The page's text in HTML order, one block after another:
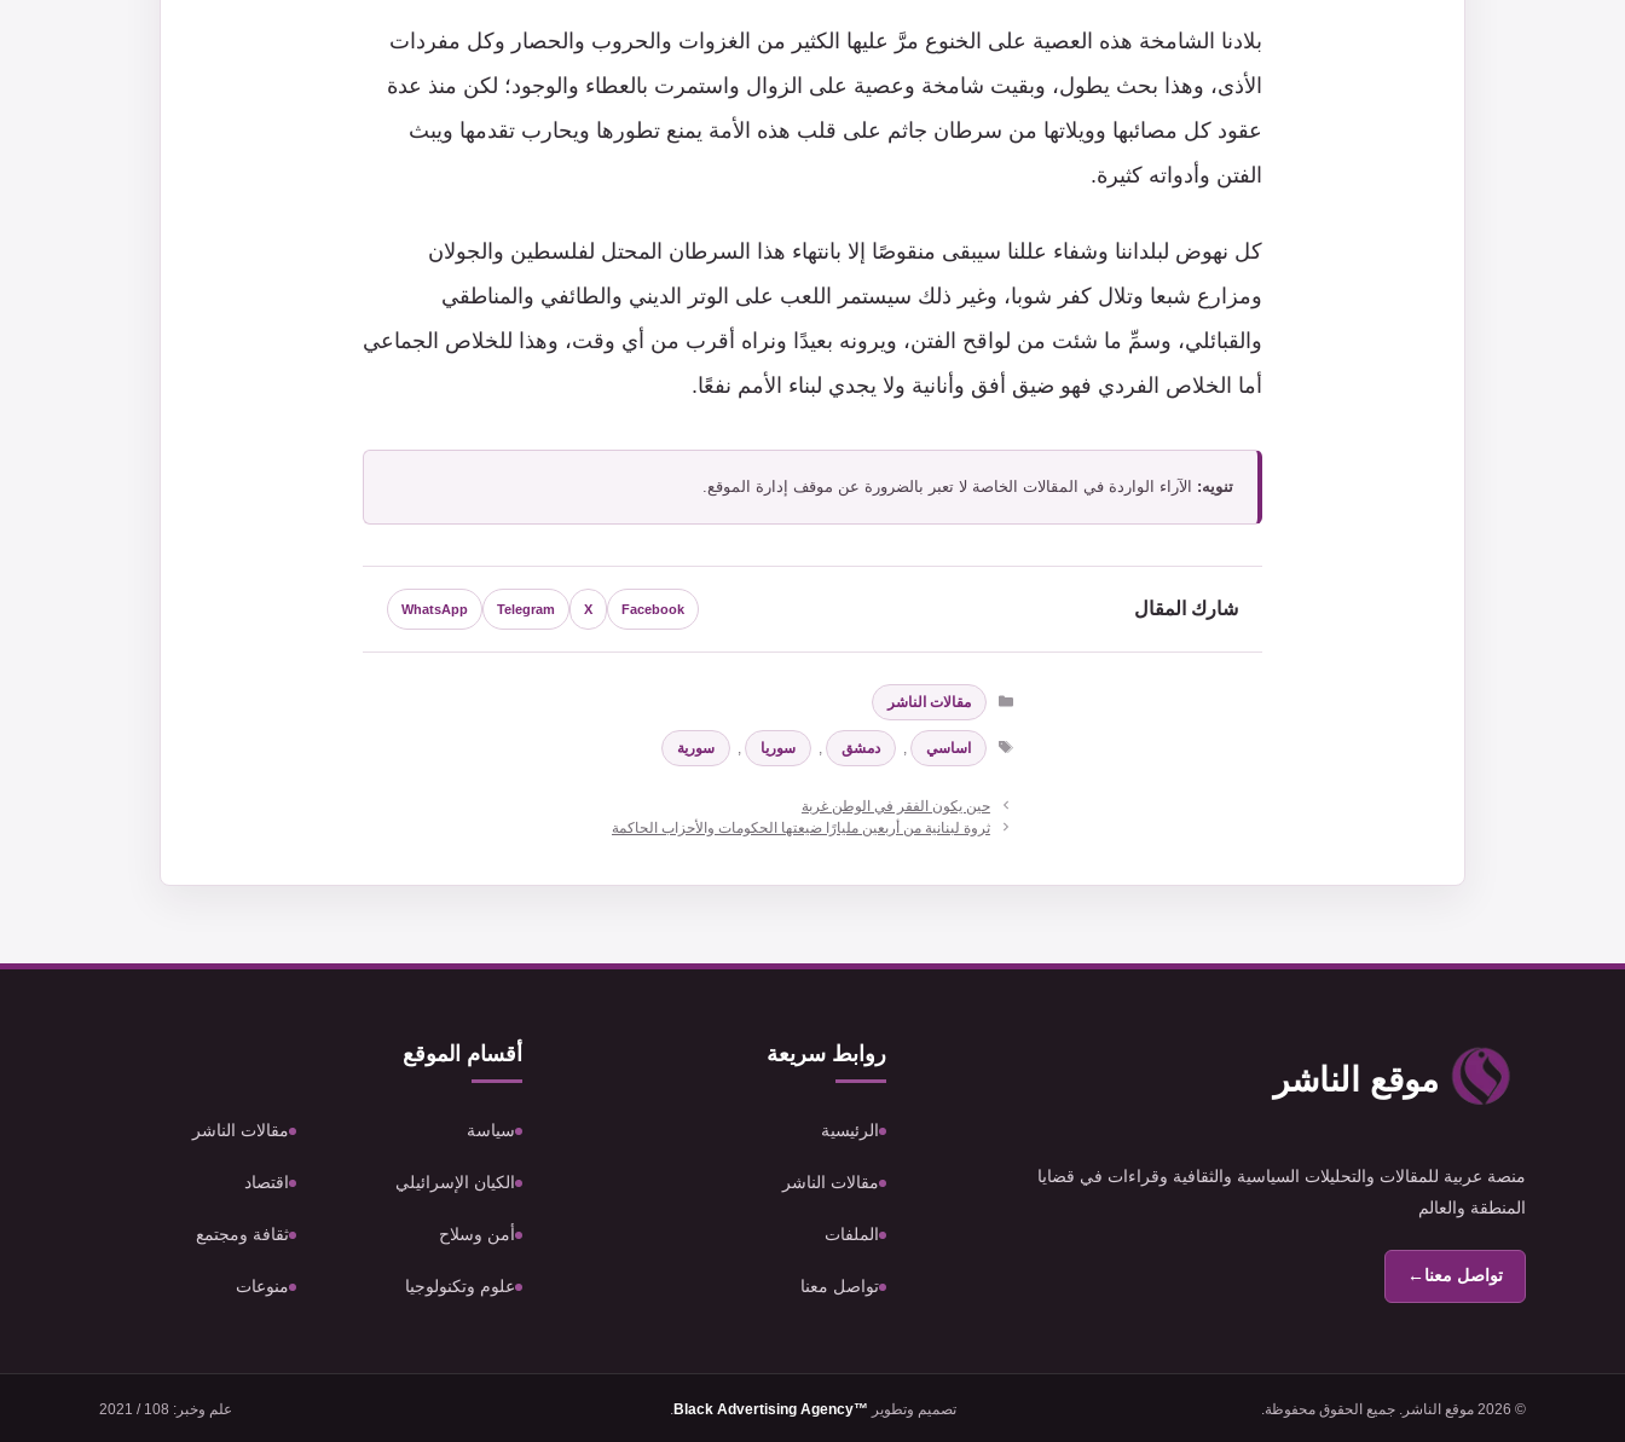
بلادنا الشامخة هذه العصية على الخنوع مرَّ عليها الكثير من الغزوات والحروب والحصار وكل مفردات
الأذى، وهذا بحث يطول، وبقيت شامخة وعصية على الزوال واستمرت بالعطاء والوجود؛ لكن منذ عدة
عقود كل مصائبها وويلاتها من سرطان جاثم على قلب هذه الأمة يمنع تطورها ويحارب تقدمها ويبث
الفتن وأدواته كثيرة.
كل نهوض لبلداننا وشفاء عللنا سيبقى منقوصًا إلا بانتهاء هذا السرطان المحتل لفلسطين والجولان
ومزارع شبعا وتلال كفر شوبا، وغير ذلك سيستمر اللعب على الوتر الديني والطائفي والمناطقي
والقبائلي، وسمِّ ما شئت من لواقح الفتن، ويرونه بعيدًا ونراه أقرب من أي وقت، وهذا للخلاص الجماعي
أما الخلاص الفردي فهو ضيق أفق وأنانية ولا يجدي لبناء الأمم نفعًا.
تنويه: الآراء الواردة في المقالات الخاصة لا تعبر بالضرورة عن موقف إدارة الموقع.
شارك المقال Facebook
X
Telegram
WhatsApp
التصنيفات
مقالات الناشر
الوسوم
اساسي دمشق سوريا سورية
حين يكون الفقر في الوطن غربة
ثروة لبنانية من أربعين مليارًا ضيعتها الحكومات والأحزاب الحاكمة
موقع الناشر
منصة عربية للمقالات والتحليلات السياسية والثقافية وقراءات في قضايا
المنطقة والعالم
تواصل معنا←
روابط سريعة
الرئيسية
مقالات الناشر
الملفات
تواصل معنا
أقسام الموقع
سياسة مقالات الناشر
الكيان الإسرائيلي اقتصاد
أمن وسلاح ثقافة ومجتمع
علوم وتكنولوجيا منوعات
© 2026 موقع الناشر. جميع الحقوق محفوظة. تصميم وتطوير Black Advertising Agency™ علم وخبر: 108 / 2021